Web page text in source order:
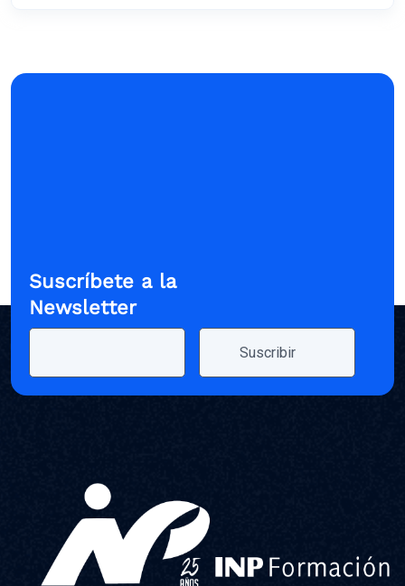
Suscríbete a la
Newsletter